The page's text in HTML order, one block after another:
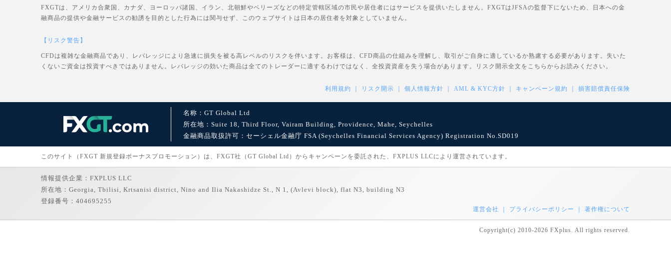
FXGTは、アメリカ合衆国、カナダ、ヨーロッパ諸国、イラン、北朝鮮やベリーズなどの特定管轄区域の市民や居住者にはサービスを提供いたしません。FXGTはJFSAの監督下にないため、日本への金
融商品の提供や金融サービスの勧誘を目的とした行為には関与せず、このウェブサイトは日本の居住者を対象としていません。
【リスク警告】
CFDは複雑な金融商品であり、レバレッジにより急速に損失を被る高レベルのリスクを伴います。お客様は、CFD商品の仕組みを理解し、取引がご自身に適しているか熟慮する必要があります。失いた
くないご資金は投資すべきではありません。レバレッジの効いた商品は全てのトレーダーに適するわけではなく、全投資資産を失う場合があります。リスク開示全文を こちら からお読みください。
利用規約 リスク開示 個人情報方針 AML & KYC方針 キャンペーン規約 損害賠償責任保険
名称：GT Global Ltd
所在地：Suite 18, Third Floor, Vairam Building, Providence, Mahe, Seychelles
金融商品取扱許可：セーシェル金融庁 FSA (Seychelles Financial Services Agency) Registration No.SD019
このサイト（FXGT 新規登録ボーナスプロモーション）は、FXGT社（GT Global Ltd）からキャンペーンを委託された、FXPLUS LLCにより運営されています。
情報提供企業：FXPLUS LLC
所在地：Georgia, Tbilisi, Krtsanisi district, Nino and Ilia Nakashidze St., N 1, (Avlevi block), flat N3, building N3
登録番号：404695255
運営会社 プライバシーポリシー 著作権について
Copyright(c) 2010-2026 FXplus. All rights reserved.